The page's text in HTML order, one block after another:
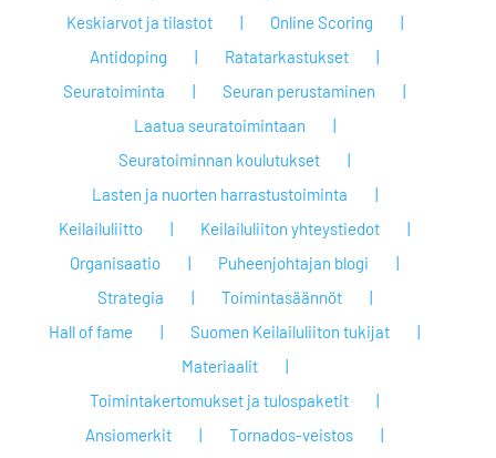
Keskiarvot ja tilastot
Online Scoring
Antidoping
Ratatarkastukset
Seuratoiminta
Seuran perustaminen
Laatua seuratoimintaan
Seuratoiminnan koulutukset
Lasten ja nuorten harrastustoiminta
Keilailuliitto
Keilailuliiton yhteystiedot
Organisaatio
Puheenjohtajan blogi
Strategia
Toimintasäännöt
Hall of fame
Suomen Keilailuliiton tukijat
Materiaalit
Toimintakertomukset ja tulospaketit
Ansiomerkit
Tornados-veistos